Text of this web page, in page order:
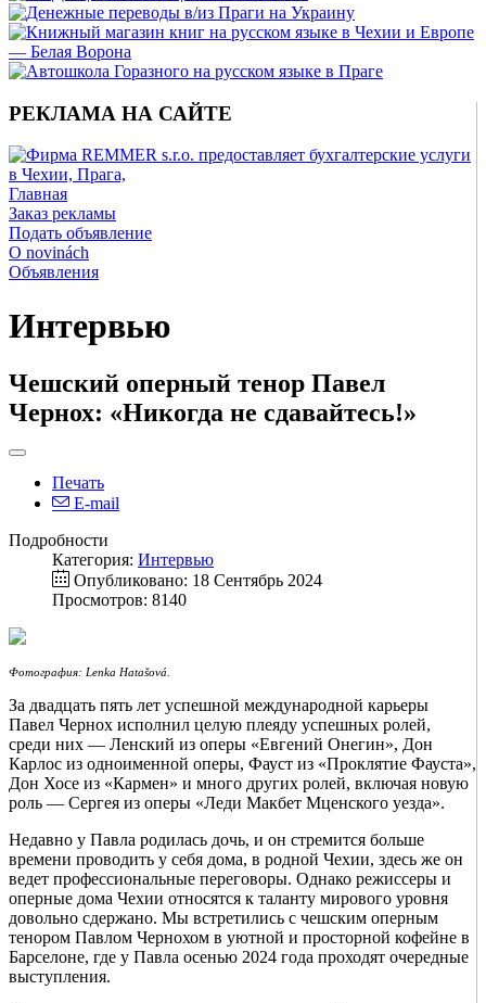
РЕКЛАМА НА САЙТЕ
Главная
Заказ рекламы
Подать объявление
O novinách
Объявления
Интервью
Чешский оперный тенор Павел
Чернох: «Никогда не сдавайтесь!»
Печать
E-mail
Подробности
Категория: Интервью
Опубликовано: 18 Сентябрь 2024
Просмотров: 8140
Фотография: Lenka Hatašová.
За двадцать пять лет успешной международной карьеры
Павел Чернох исполнил целую плеяду успешных ролей,
среди них — Ленский из оперы «Евгений Онегин», Дон
Карлос из одноименной оперы, Фауст из «Проклятие Фауста»,
Дон Хосе из «Кармен» и много других ролей, включая новую
роль — Сергея из оперы «Леди Макбет Мценского уезда».
Недавно у Павла родилась дочь, и он стремится больше
времени проводить у себя дома, в родной Чехии, здесь же он
ведет профессиональные переговоры. Однако режиссеры и
оперные дома Чехии относятся к таланту мирового уровня
довольно сдержано. Мы встретились с чешским оперным
тенором Павлом Чернохом в уютной и просторной кофейне в
Барселоне, где у Павла осенью 2024 года проходят очередные
выступления.